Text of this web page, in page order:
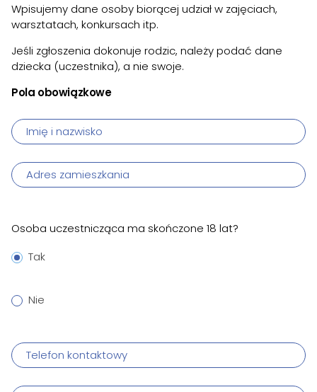
Wpisujemy dane osoby biorącej udział w zajęciach,
warsztatach, konkursach itp.
Jeśli zgłoszenia dokonuje rodzic, należy podać dane
dziecka (uczestnika), a nie swoje.
Formularz
Pola obowiązkowe
Imię i nazwisko
Adres zamieszkania
Osoba uczestnicząca ma skończone 18 lat?
Tak
Nie
Telefon kontaktowy